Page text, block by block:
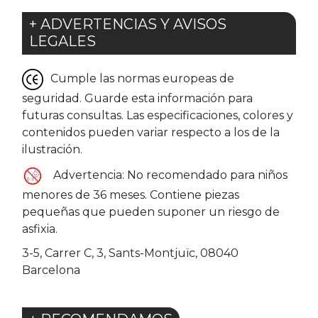
+ ADVERTENCIAS Y AVISOS
LEGALES
Cumple las normas europeas de
seguridad. Guarde esta información para
futuras consultas. Las especificaciones, colores y
contenidos pueden variar respecto a los de la
ilustración.
Advertencia: No recomendado para niños
menores de 36 meses. Contiene piezas
pequeñas que pueden suponer un riesgo de
asfixia.
3-5, Carrer C, 3, Sants-Montjuïc, 08040
Barcelona